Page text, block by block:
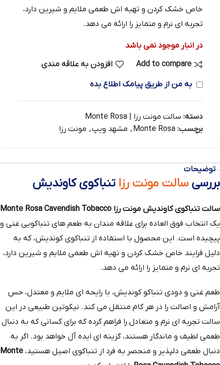
خاص خشک‌ کردن و تهیه‌ اش طعمی ملایم و شیرین دارد،
تجربه‌ ای نرم و متمایز را ارائه می‌ دهد.
در انبار موجود نمی باشد
Add to compare
افزودن به علاقه مندی
به من از طریق پیامک اطلاع بده
دسته: سالت مونت رزا | Monte Rosa
برچسب: Monte Rosa
, مشهد ویپ, مونت رزا
توضیحات
بررسی سالت مونت رزا تنباکوی کاوندیش
سالت تنباکوی کاوندیش مونت رزا Monte Rosa Cavendish Tobacco
یک انتخاب فوق‌ العاده برای علاقه‌ مندان به طعم‌ های تنباکویی غنی و
پیچیده است. این محصول با استفاده از تنباکوی کوندیش، که به
دلیل فرایند خاص خشک‌ کردن و تهیه‌ اش طعمی ملایم و شیرین دارد،
تجربه‌ ای نرم و متمایز را ارائه می‌ دهد.
طعم غنی و دودی تنباکو کوندیش، با رایحه‌ ای ملایم و معتدل، حس
آرامش و اصالت را در هر کام منتقل می‌ کند. نیکوتین طبیعی در این
سالت تجربه‌ ای نرم و متعادل را فراهم کرده که برای کسانی که به دنبال
طعمی لطیف و ماندگار هستند، گزینه‌ ای ایده‌ آل خواهد بود. اگر به
دنبال طعمی دلپذیر و منحصر به فرد از تنباکوی اصیل هستید، Monte